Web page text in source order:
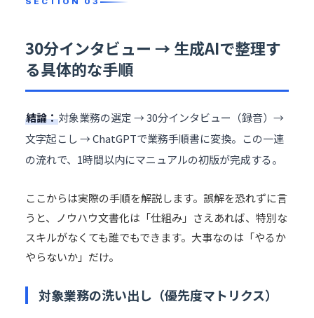
30分インタビュー → 生成AIで整理す
る具体的な手順
結論：対象業務の選定 → 30分インタビュー（録音）→
文字起こし → ChatGPTで業務手順書に変換。この一連
の流れで、1時間以内にマニュアルの初版が完成する。
ここからは実際の手順を解説します。誤解を恐れずに言
うと、ノウハウ文書化は「仕組み」さえあれば、特別な
スキルがなくても誰でもできます。大事なのは「やるか
やらないか」だけ。
対象業務の洗い出し（優先度マトリクス）